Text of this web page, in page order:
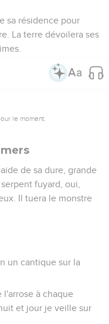
sa résidence pour
La terre dévoilera ses
le moment.
de sa dure, grande
fuyard, oui,
Il tuera le monstre
un cantique sur la
l'arrose à chaque
et jour je veille sur